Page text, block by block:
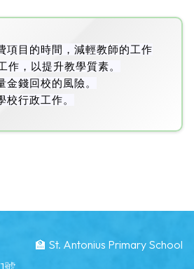
項目的時間，減輕教師的工作
作，以提升教學質素。
錢回校的風險。
行政工作。
🏫 St. Antonius Primary School